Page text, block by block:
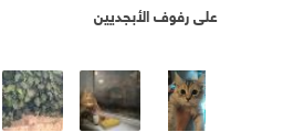
على رفوف الأبجديين